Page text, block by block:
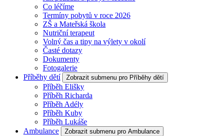
Co léčíme
Termíny pobytů v roce 2026
ZŠ a Mateřská škola
Nutriční terapeut
Volný čas a tipy na výlety v okolí
Časté dotazy
Dokumenty
Fotogalerie
Příběhy dětí
Zobrazit submenu pro Příběhy dětí
Příběh Elišky
Příběh Richarda
Příběh Adély
Příběh Kuby
Příběh Lukáše
Ambulance
Zobrazit submenu pro Ambulance